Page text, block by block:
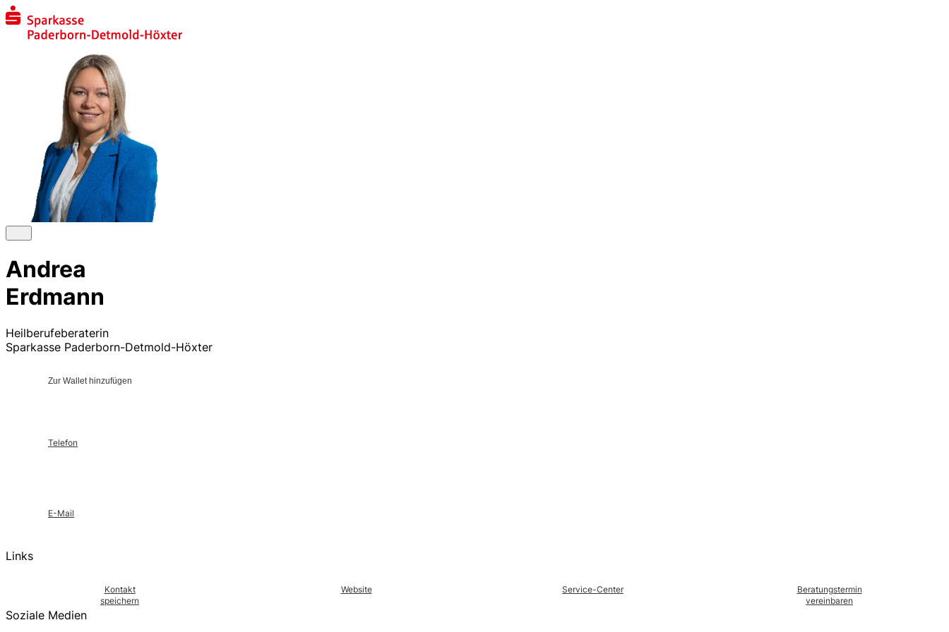
Andrea
Erdmann
Heilberufeberaterin
Sparkasse Paderborn-Detmold-Höxter
Zur Wallet hinzufügen
Telefon
E-Mail
Links
Kontakt
speichern
Website Service-Center
Beratungstermin
vereinbaren
Soziale Medien